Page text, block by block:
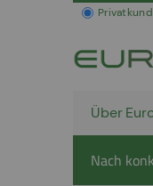
Über
Nach